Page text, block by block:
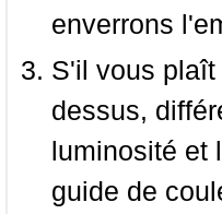
enverrons
S'il vous
dessus,
luminosité et
guide de